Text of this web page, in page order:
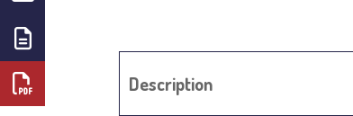
Description